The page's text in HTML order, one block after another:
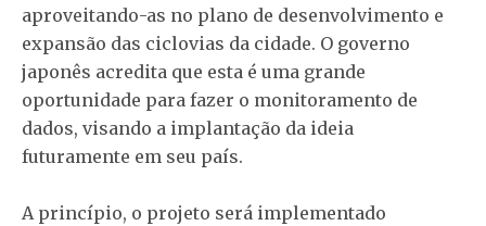
aproveitando-as no plano de desenvolvimento e
expansão das ciclovias da cidade. O governo
japonês acredita que esta é uma grande
oportunidade para fazer o monitoramento de
dados, visando a implantação da ideia
futuramente em seu país.
A princípio, o projeto será implementado